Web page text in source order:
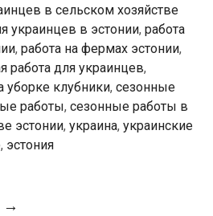
в сельском хозяйстве
украинцев в эстонии, работа
, работа на фермах эстонии,
работа для украинцев,
уборке клубники, сезонные
работы, сезонные работы в
эстонии, украина, украинские
, эстония
→